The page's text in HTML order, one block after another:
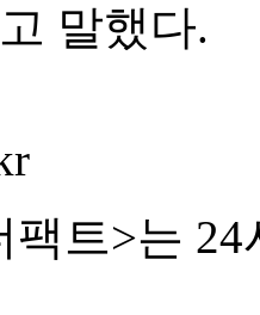
말했다.
팩트>는